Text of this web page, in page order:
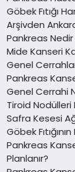
Göbek Fıtığı
Arşivden
Pankreas
Mide Kanseri
Genel
Pankreas
Genel Cerrahi
Tiroid
Safra Kesesi
Göbek
Pankreas
Planlanır?